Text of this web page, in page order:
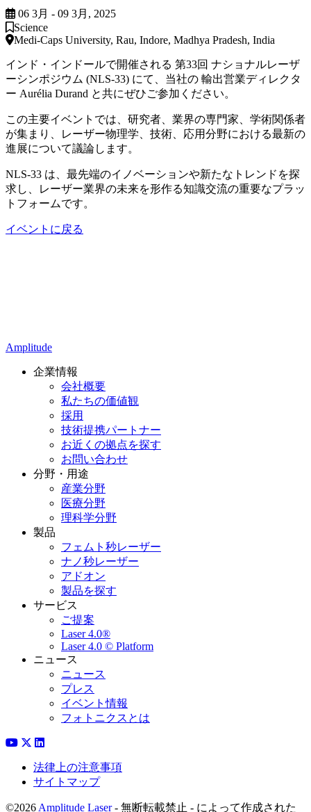
06 3月 - 09 3月, 2025
Science
Medi-Caps University, Rau, Indore, Madhya Pradesh, India
インド・インドールで開催される 第33回 ナショナルレーザ
ーシンポジウム (NLS-33) にて、当社の 輸出営業ディレクタ
ー Aurélia Durand と共にぜひご参加ください。
この主要イベントでは、研究者、業界の専門家、学術関係者
が集まり、レーザー物理学、技術、応用分野における最新の
進展について議論します。
NLS-33 は、最先端のイノベーションや新たなトレンドを探
求し、レーザー業界の未来を形作る知識交流の重要なプラッ
トフォームです。
イベントに戻る
Amplitude
企業情報
会社概要
私たちの価値観
採用
技術提携パートナー
お近くの拠点を探す
お問い合わせ
分野・用途
産業分野
医療分野
理科学分野
製品
フェムト秒レーザー
ナノ秒レーザー
アドオン
製品を探す
サービス
ご提案
Laser 4.0®
Laser 4.0 © Platform
ニュース
ニュース
プレス
イベント情報
フォトニクスとは
法律上の注意事項
サイトマップ
©2026 Amplitude Laser- 無断転載禁止 - によって作成された